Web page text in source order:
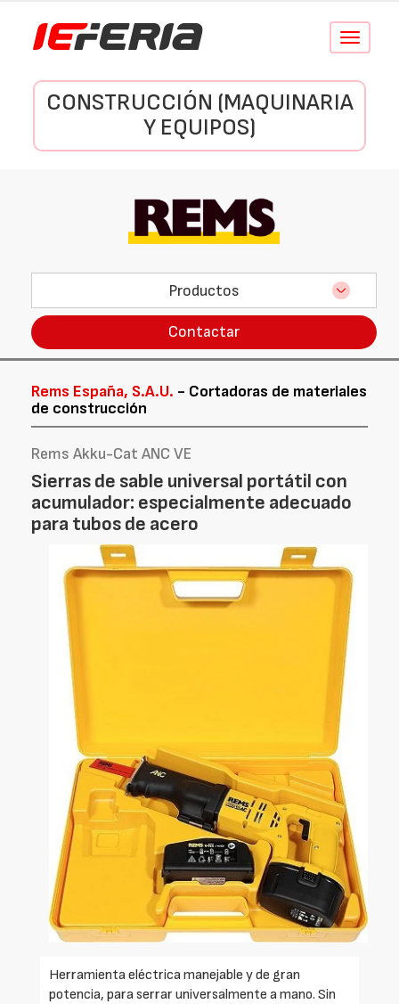
Conmutar
CONSTRUCCIÓN (MAQUINARIA
Y EQUIPOS)
Productos
Contactar
Rems España, S.A.U. - Cortadoras de materiales
de construcción
Rems Akku-Cat ANC VE
Sierras de sable universal portátil con
acumulador: especialmente adecuado
para tubos de acero
Herramienta eléctrica manejable y de gran
potencia, para serrar universalmente a mano. Sin